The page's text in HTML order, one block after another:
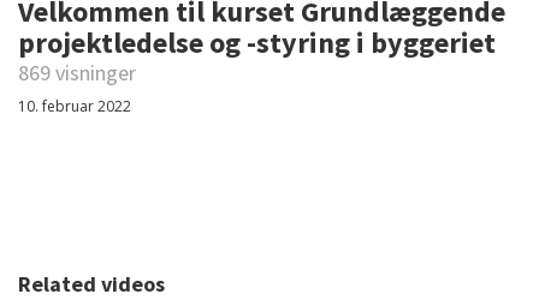
Velkommen til kurset Grundlæggende
projektledelse og -styring i byggeriet
869 visninger
10. februar 2022
Related videos